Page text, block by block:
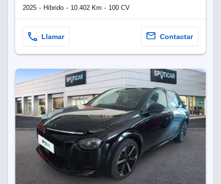
2025 Híbrido 10.402 Km 100 CV
Llamar Contactar